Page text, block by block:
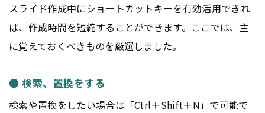
スライド作成中にショートカットキーを有効活用できれ
ば、作成時間を短縮することができます。ここでは、主
に覚えておくべきものを厳選しました。
● 検索、置換をする
検索や置換をしたい場合は「Ctrl＋Shift＋N」で可能で